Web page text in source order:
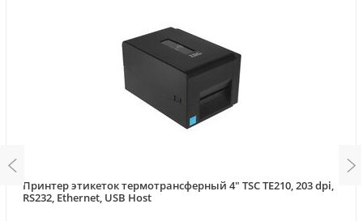
Принтер этикеток термотрансферный 4" TSC TE210, 203 dpi,
RS232, Ethernet, USB Host